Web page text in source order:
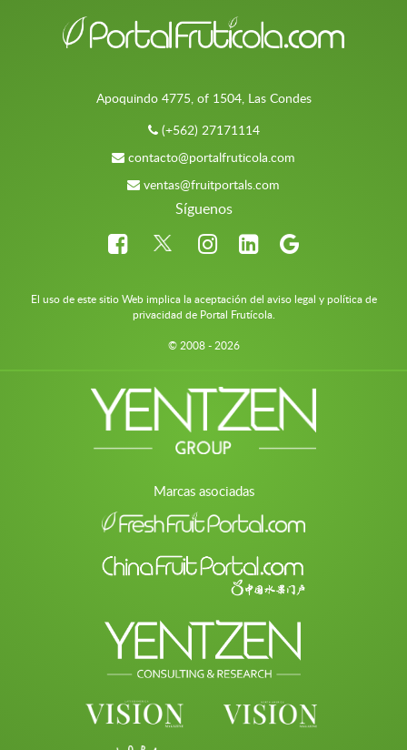
Apoquindo 4775, of 1504, Las Condes
(+562) 27171114
contacto@portalfruticola.com
ventas@fruitportals.com
Síguenos
El uso de este sitio Web implica la aceptación del aviso legal y política de
privacidad de Portal Frutícola.
© 2008 - 2026
Marcas asociadas